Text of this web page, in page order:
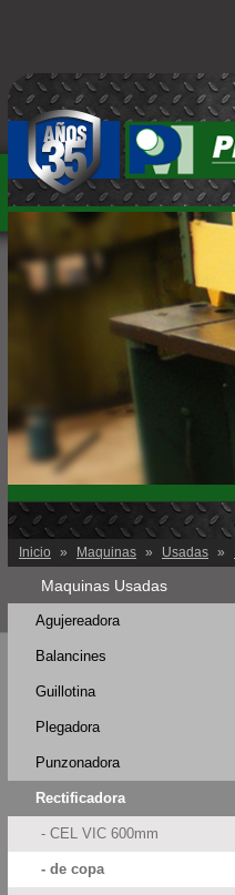
Inicio » Maquinas » Usadas »
Maquinas Usadas
Agujereadora
Balancines
Guillotina
Plegadora
Punzonadora
Rectificadora
- CEL VIC 600mm
- de copa